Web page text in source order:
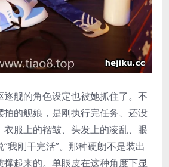
舰的角色设定也被她抓住了。不
拍的舰娘，是刚执行完任务、还没
服上的褶皱、头发上的凌乱、眼
我刚干完活”。那种硬朗不是装出
起来的。单眼皮在这种角度下显